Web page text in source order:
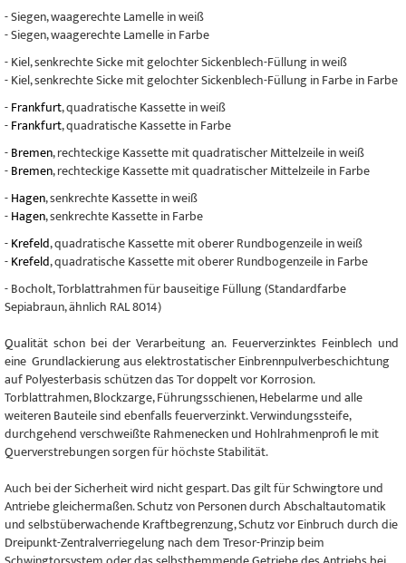
- Siegen, waagerechte Lamelle in weiß
- Siegen, waagerechte Lamelle in Farbe
- Kiel, senkrechte Sicke mit gelochter Sickenblech-Füllung in weiß
- Kiel, senkrechte Sicke mit gelochter Sickenblech-Füllung in Farbe in Farbe
-Frankfurt, quadratische Kassette in weiß
-Frankfurt, quadratische Kassette in Farbe
-Bremen, rechteckige Kassette mit quadratischer Mittelzeile in weiß
-Bremen, rechteckige Kassette mit quadratischer Mittelzeile in Farbe
-Hagen, senkrechte Kassette in weiß
-Hagen, senkrechte Kassette in Farbe
-Krefeld, quadratische Kassette mit oberer Rundbogenzeile in weiß
-Krefeld, quadratische Kassette mit oberer Rundbogenzeile in Farbe
- Bocholt, Torblattrahmen für bauseitige Füllung (Standardfarbe
Sepiabraun, ähnlich RAL 8014)
Qualität schon bei der Verarbeitung an. Feuerverzinktes Feinblech und
eine Grundlackierung aus elektrostatischer Einbrennpulverbeschichtung
auf Polyesterbasis schützen das Tor doppelt vor Korrosion.
Torblattrahmen, Blockzarge, Führungsschienen, Hebelarme und alle
weiteren Bauteile sind ebenfalls feuerverzinkt. Verwindungssteife,
durchgehend verschweißte Rahmenecken und Hohlrahmenprofi le mit
Querverstrebungen sorgen für höchste Stabilität.
Auch bei der Sicherheit wird nicht gespart. Das gilt für Schwingtore und
Antriebe gleichermaßen. Schutz von Personen durch Abschaltautomatik
und selbstüberwachende Kraftbegrenzung, Schutz vor Einbruch durch die
Dreipunkt-Zentralverriegelung nach dem Tresor-Prinzip beim